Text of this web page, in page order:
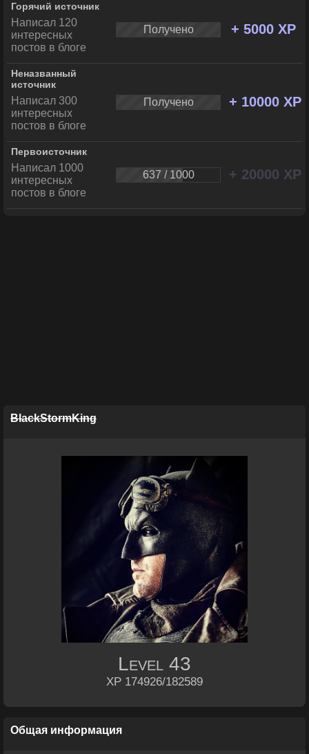
Горячий источник
Написал 120
интересных
постов в блоге
Получено + 5000 XP
Неназванный
источник
Написал 300
интересных
постов в блоге
Получено + 10000 XP
Первоисточник
Написал 1000
интересных
постов в блоге
637 / 1000 + 20000 XP
BlackStormKing
Level 43
XP 174926/182589
Общая информация